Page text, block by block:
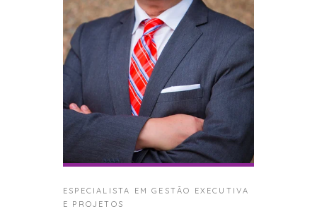
ESPECIALISTA EM GESTÃO EXECUTIVA
E PROJETOS